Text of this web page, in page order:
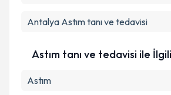
Antalya Astım tanı ve tedavisi
Astım tanı ve tedavisi ile
Astım